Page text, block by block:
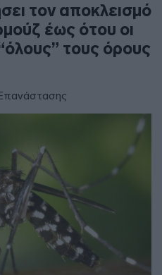
τον αποκλεισμό
έως ότου οι
τους όρους